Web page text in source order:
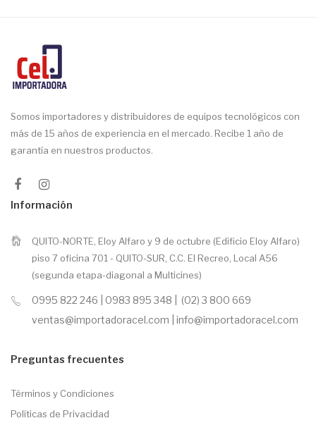
Somos importadores y distribuidores de equipos tecnológicos con
más de 15 años de experiencia en el mercado. Recibe 1 año de
garantía en nuestros productos.
Información
QUITO-NORTE, Eloy Alfaro y 9 de octubre (Edificio Eloy Alfaro)
piso 7 oficina 701 - QUITO-SUR, C.C. El Recreo, Local A56
(segunda etapa-diagonal a Multicines)
0995 822 246 | 0983 895 348 | (02) 3 800 669
ventas@importadoracel.com | info@importadoracel.com
Preguntas frecuentes
Términos y Condiciones
Políticas de Privacidad